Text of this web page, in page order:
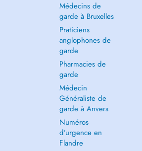
Médecins de
garde à Bruxelles
Praticiens
anglophones de
garde
Pharmacies de
garde
Médecin
Généraliste de
garde à Anvers
Numéros
d’urgence en
Flandre